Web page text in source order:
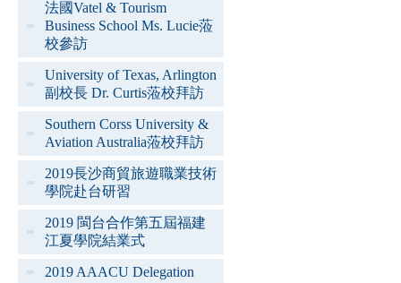
法國Vatel & Tourism
Business School Ms. Lucie蒞
校參訪
University of Texas, Arlington
副校長 Dr. Curtis蒞校拜訪
Southern Corss University &
Aviation Australia蒞校拜訪
2019長沙商貿旅遊職業技術
學院赴台研習
2019 閩台合作第五屆福建
江夏學院結業式
2019 AAACU Delegation